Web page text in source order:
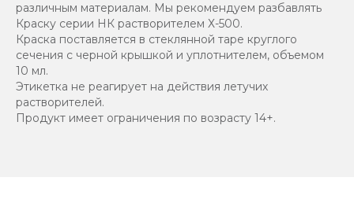
различным материалам. Мы рекомендуем разбавлять
Краску серии НК растворителем Х-500.
Краска поставляется в стеклянной таре круглого
сечения с черной крышкой и уплотнителем, объемом
10 мл.
Этикетка не реагирует на действия летучих
растворителей.
Продукт имеет ограничения по возрасту 14+.